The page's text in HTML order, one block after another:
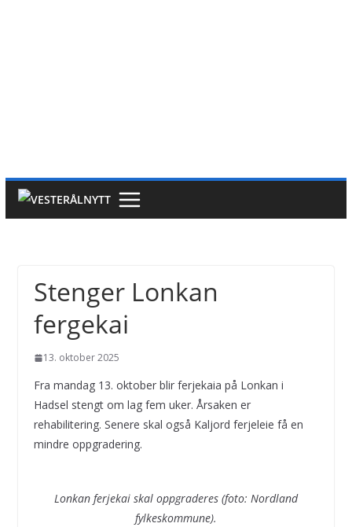
Stenger Lonkan
fergekai
13. oktober 2025
Fra mandag 13. oktober blir ferjekaia på Lonkan i
Hadsel stengt om lag fem uker. Årsaken er
rehabilitering. Senere skal også Kaljord ferjeleie få en
mindre oppgradering.
Lonkan ferjekai skal oppgraderes (foto: Nordland
fylkeskommune).